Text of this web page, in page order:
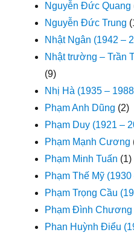
Nguyễn Đức Quang
Nguyễn Đức Trung
Nhật Ngân (1942 –
Nhật trường – Trần
(9)
Nhị Hà (1935 –
Phạm Anh Dũng (2)
Phạm Duy (1921 –
Phạm Mạnh Cương
Phạm Minh Tuấn (1)
Phạm Thế Mỹ
Phạm Trọng Cầu
Phạm Đình Chương
Phan Huỳnh Điểu